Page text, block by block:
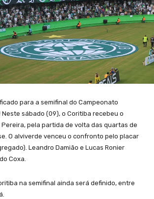
para a semifinal do Campeonato
sábado (09), o Coritiba recebeu o
pela partida de volta das quartas de
O alviverde venceu o confronto pelo placar
Leandro Damião e Lucas Ronier
Coxa.
na semifinal ainda será definido, entre